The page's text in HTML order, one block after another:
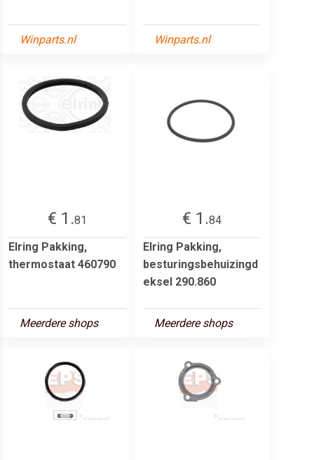
Winparts.nl Winparts.nl
€ 1.81
Elring Pakking,
thermostaat 460790
Meerdere shops
€ 1.84
Elring Pakking,
besturingsbehuizingd
eksel 290.860
Meerdere shops